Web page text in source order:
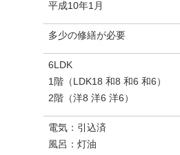
平成10年1月
多少の修繕が必要
6LDK
1階（LDK18 和8 和6 和6）
2階（洋8 洋6 洋6）
電気：引込済
風呂：灯油